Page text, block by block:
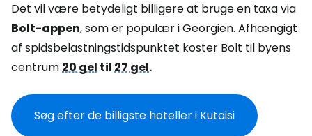
Det vil være betydeligt billigere at bruge en taxa via
Bolt-appen, som er populær i Georgien. Afhængigt
af spidsbelastningstidspunktet koster Bolt til byens
centrum20 geltil27 gel.
Søg efter de billigste hoteller i Kutaisi